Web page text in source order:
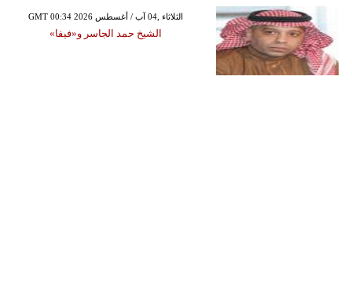
GMT 00:34 2026 الثلاثاء ,04 آب / أغسطس
الشيخ حمد الجاسر و«فيفا»